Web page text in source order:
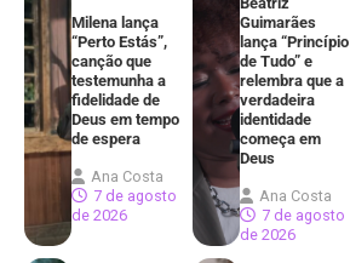
Milena lança
“Perto Estás”,
canção que
testemunha a
fidelidade de
Deus em tempo
de espera
Ana Costa
7 de agosto
de 2026
Guimarães
lança “Princípio
de Tudo” e
relembra que a
verdadeira
identidade
começa em
Deus
Ana Costa
7 de agosto
de 2026